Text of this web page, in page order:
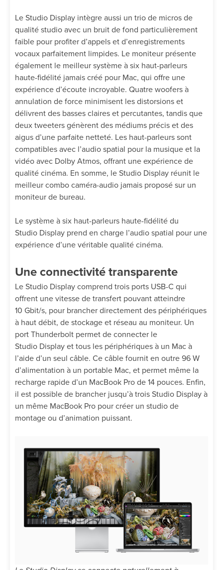
Le Studio Display intègre aussi un trio de micros de
qualité studio avec un bruit de fond particulièrement
faible pour profiter d’appels et d’enregistrements
vocaux parfaitement limpides. Le moniteur présente
également le meilleur système à six haut-parleurs
haute-fidélité jamais créé pour Mac, qui offre une
expérience d’écoute incroyable. Quatre woofers à
annulation de force minimisent les distorsions et
délivrent des basses claires et percutantes, tandis que
deux tweeters génèrent des médiums précis et des
aigus d’une parfaite netteté. Les haut-parleurs sont
compatibles avec l’audio spatial pour la musique et la
vidéo avec Dolby Atmos, offrant une expérience de
qualité cinéma. En somme, le Studio Display réunit le
meilleur combo caméra-audio jamais proposé sur un
moniteur de bureau.
Le système à six haut-parleurs haute-fidélité du
Studio Display prend en charge l’audio spatial pour une
expérience d’une véritable qualité cinéma.
Une connectivité transparente
Le Studio Display comprend trois ports USB-C qui
offrent une vitesse de transfert pouvant atteindre
10 Gbit/s, pour brancher directement des périphériques
à haut débit, de stockage et réseau au moniteur. Un
port Thunderbolt permet de connecter le
Studio Display et tous les périphériques à un Mac à
l’aide d’un seul câble. Ce câble fournit en outre 96 W
d’alimentation à un portable Mac, et permet même la
recharge rapide d’un MacBook Pro de 14 pouces. Enfin,
il est possible de brancher jusqu’à trois Studio Display à
un même MacBook Pro pour créer un studio de
montage ou d’animation puissant.